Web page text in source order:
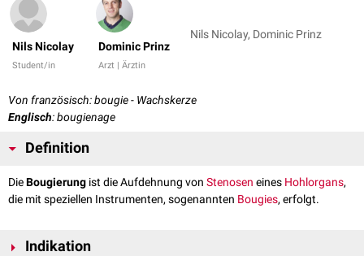
Nils Nicolay
Student/in
Dominic Prinz
Arzt | Ärztin
Nils Nicolay, Dominic Prinz
Von französisch: bougie - Wachskerze
Englisch: bougienage
Definition
DieBougierung ist die Aufdehnung von Stenosen eines Hohlorgans,
die mit speziellen Instrumenten, sogenannten Bougies, erfolgt.
Indikation